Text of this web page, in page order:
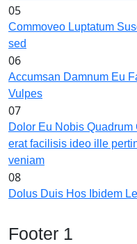
05
Commoveo Luptatum
sed
06
Accumsan Damnum Eu
Vulpes
07
Dolor Eu Nobis
erat facilisis ideo ille
veniam
08
Dolus Duis Hos Ibidem
Footer 1